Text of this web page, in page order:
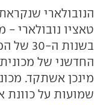
הנובולארי
טאציו נובולארי -
בשנות
מינכן אשתקד.
שמועות על כוונת